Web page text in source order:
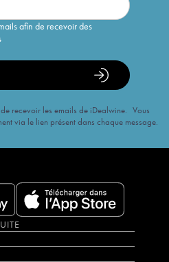
afin de recevoir des
recevoir les emails de iDealwine. Vous
via le lien présent dans chaque message.